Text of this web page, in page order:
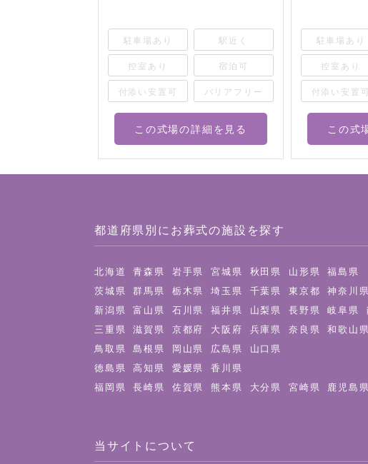
駐車場あり 駅近く
控室あり 宿泊可
付添い安置可 バリアフリー
この式場の詳細を見る
駐車場あり
控室あり
付添い安置可
この式
都道府県別にお葬式の施設を探す
北海道 青森県 岩手県 宮城県 秋田県 山形県
福島県
茨城県
群馬県 栃木県 埼玉県 千葉県 東京都
神奈川県
新潟県
富山県 石川県 福井県 山梨県 長野県 岐阜県
三重県
滋賀県 京都府 大阪府 兵庫県 奈良県
和歌山県
鳥取県
島根県 岡山県 広島県
山口県
徳島県
高知県 愛媛県
香川県
福岡県
長崎県 佐賀県 熊本県 大分県 宮崎県 鹿児島県
当サイトについて